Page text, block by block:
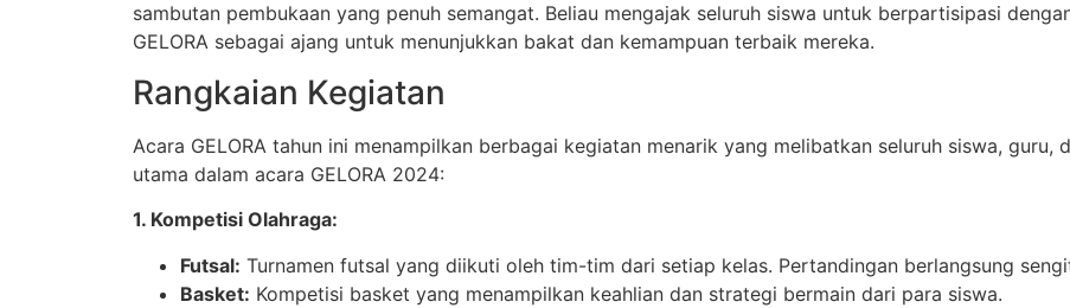
sambutan pembukaan yang penuh semangat. Beliau mengajak seluruh siswa untuk berpartisipasi
GELORA sebagai ajang untuk menunjukkan bakat dan kemampuan terbaik mereka.
Rangkaian Kegiatan
Acara GELORA tahun ini menampilkan berbagai kegiatan menarik yang melibatkan seluruh siswa,
utama dalam acara GELORA 2024:
1. Kompetisi Olahraga:
Futsal: Turnamen futsal yang diikuti oleh tim-tim dari setiap kelas. Pertandingan berlangsung
Basket: Kompetisi basket yang menampilkan keahlian dan strategi bermain dari para siswa.